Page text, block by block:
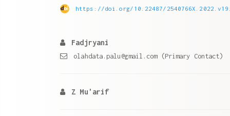
https://doi.org/10.22487/
Fadjryani
olahdata.palu@gmail.com (Primary Contact)
Z Mu'arif